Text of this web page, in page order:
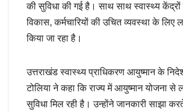
की सुविधा की गई है। साथ साथ स्वास्थ्य
विकास, कर्मचारियों की उचित व्यवस्था के लिए
किया जा रहा है।
उत्तराखंड स्वास्थ्य प्राधिकरण आयुष्मान के
टोलिया ने कहा कि राज्य में आयुष्मान योजना से
सुविधा मिल रही है। उन्होंने जानकारी साझा